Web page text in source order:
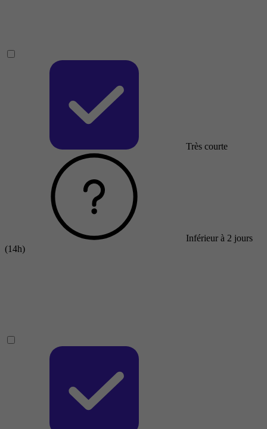
Très courte
Inférieur à 2 jours
(14h)